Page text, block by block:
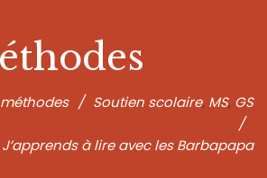
/ Soutien scolaire, MS, GS
/
J’apprends à lire avec les Barbapapa